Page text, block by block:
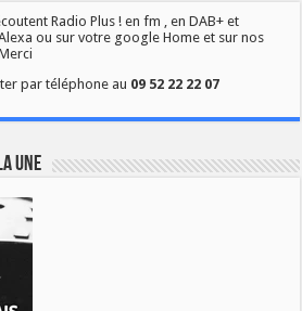
Radio Plus ! en fm , en DAB+ et
ou sur votre google Home et sur nos
par téléphone au 09 52 22 22 07
une